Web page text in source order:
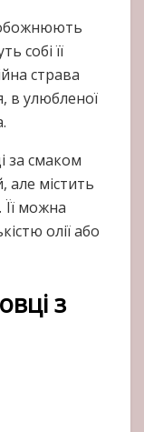
собі її
страва
в улюбленої
за смаком
але містить
Її можна
олії або
з